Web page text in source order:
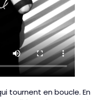
tournent en boucle. En